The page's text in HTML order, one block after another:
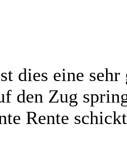
dies eine
den Zug
Rente